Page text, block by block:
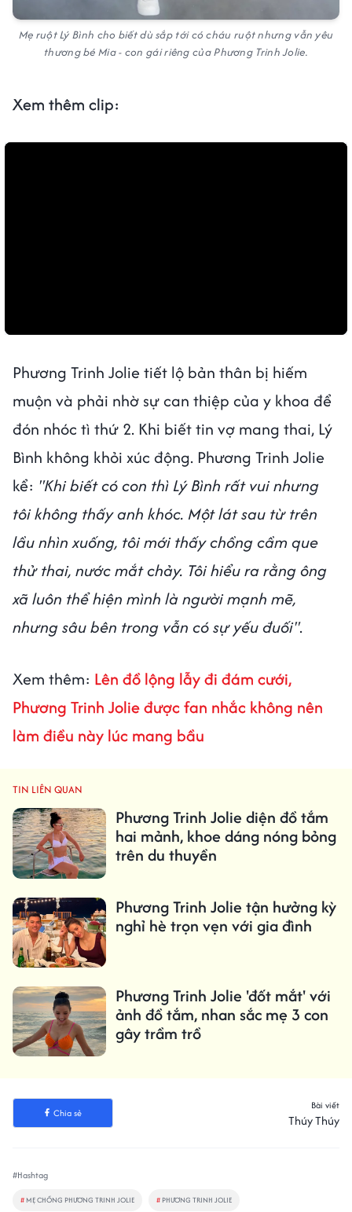
Mẹ ruột Lý Bình cho biết dù sắp tới có cháu ruột nhưng vẫn yêu
thương bé Mia - con gái riêng của Phương Trinh Jolie.
Xem thêm clip:
Phương Trinh Jolie tiết lộ bản thân bị hiếm
muộn và phải nhờ sự can thiệp của y khoa để
đón nhóc tì thứ 2. Khi biết tin vợ mang thai, Lý
Bình không khỏi xúc động. Phương Trinh Jolie
kể: "Khi biết có con thì Lý Bình rất vui nhưng
tôi không thấy anh khóc. Một lát sau từ trên
lầu nhìn xuống, tôi mới thấy chồng cầm que
thử thai, nước mắt chảy. Tôi hiểu ra rằng ông
xã luôn thể hiện mình là người mạnh mẽ,
nhưng sâu bên trong vẫn có sự yếu đuối".
Xem thêm: Lên đồ lộng lẫy đi đám cưới,
Phương Trinh Jolie được fan nhắc không nên
làm điều này lúc mang bầu
TIN LIÊN QUAN
Phương Trinh Jolie diện đồ tắm
hai mảnh, khoe dáng nóng bỏng
trên du thuyền
Phương Trinh Jolie tận hưởng kỳ
nghỉ hè trọn vẹn với gia đình
Phương Trinh Jolie 'đốt mắt' với
ảnh đồ tắm, nhan sắc mẹ 3 con
gây trầm trồ
Chia sẻ
Bài viết
Thúy Thúy
#Hashtag
# MẸ CHỒNG PHƯƠNG TRINH JOLIE # PHƯƠNG TRINH JOLIE